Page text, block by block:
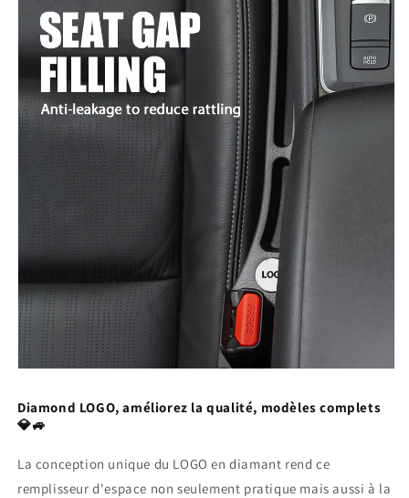
Diamond LOGO, améliorez la qualité, modèles complets
💎🚙
La conception unique du LOGO en diamant rend ce
remplisseur d'espace non seulement pratique mais aussi à la